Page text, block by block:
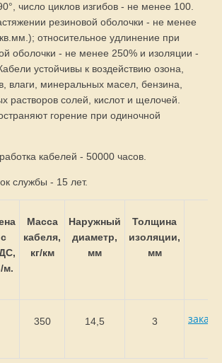
число циклов изгибов - не менее 100.
резиновой оболочки - не менее
относительное удлинение при
оболочки - не менее 250% и изоляции -
устойчивы к воздействию озона,
влаги, минеральных масел, бензина,
растворов солей, кислот и щелочей.
горение при одиночной
кабелей - 50000 часов.
службы - 15 лет.
с
м.
Масса
кабеля,
кг/км
Наружный
диаметр,
мм
Толщина
изоляции,
мм
350 14,5 3